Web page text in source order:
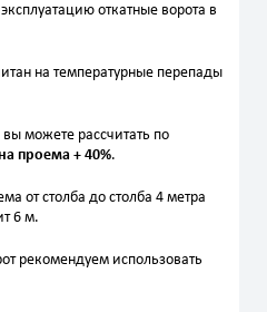
откатные ворота в
на температурные перепады
можете рассчитать по
проема + 40%.
от столба до столба 4 метра
6 м.
рекомендуем использовать